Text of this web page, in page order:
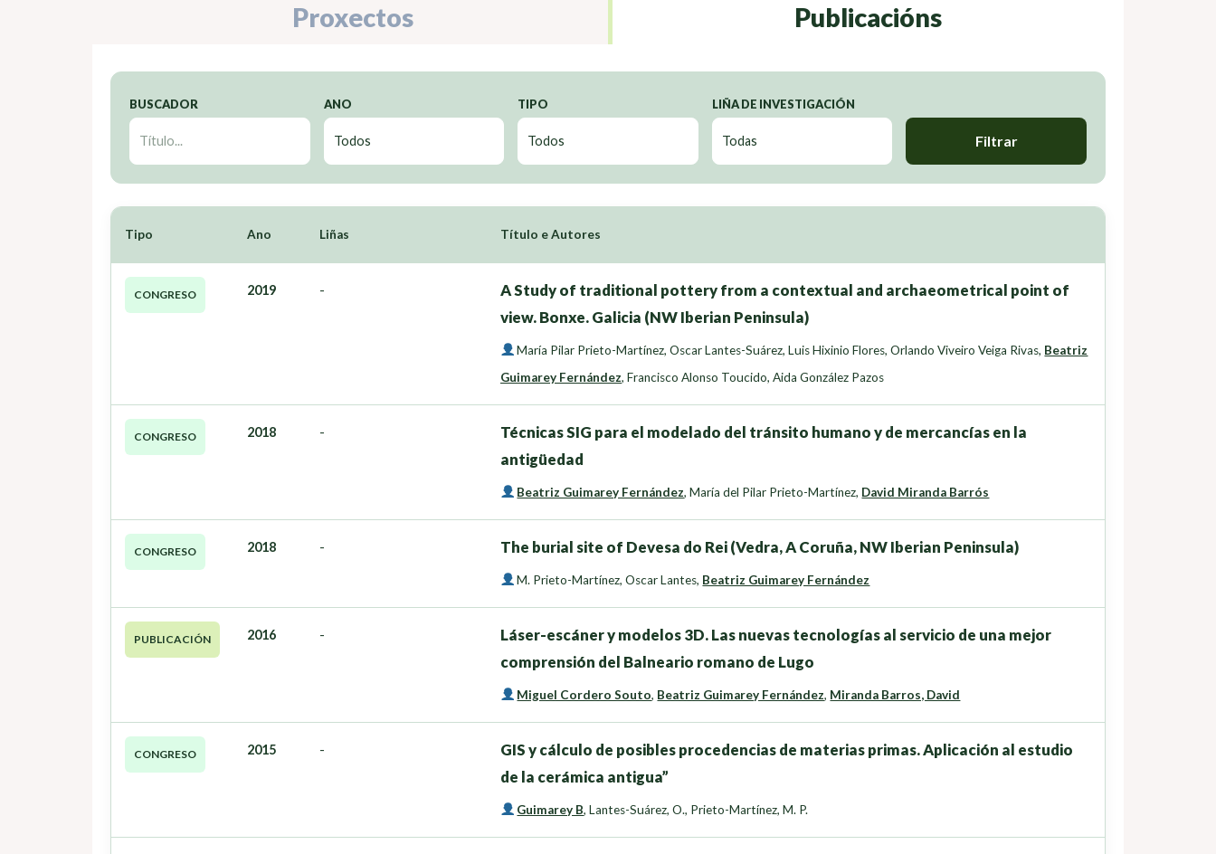
Proxectos Publicacións
BUSCADOR ANO TIPO LIÑA DE INVESTIGACIÓN
Filtrar
Tipo Ano Liñas Título e Autores
CONGRESO 2019 -
A Study of traditional pottery from a contextual and archaeometrical point of
view. Bonxe. Galicia (NW Iberian Peninsula)
María Pilar Prieto-Martínez,Oscar Lantes-Suárez,Luis Hixinio Flores,Orlando Viveiro Veiga Rivas, Beatriz
Guimarey Fernández, Francisco Alonso Toucido, Aida González Pazos
CONGRESO 2018 -
Técnicas SIG para el modelado del tránsito humano y de mercancías en la
antigüedad
Beatriz Guimarey Fernández,María del Pilar Prieto-Martínez, David Miranda Barrós
CONGRESO 2018 - The burial site of Devesa do Rei (Vedra, A Coruña, NW Iberian Peninsula)
M. Prieto-Martínez,Oscar Lantes, Beatriz Guimarey Fernández
PUBLICACIÓN 2016 -
Láser-escáner y modelos 3D. Las nuevas tecnologías al servicio de una mejor
comprensión del Balneario romano de Lugo
Miguel Cordero Souto, Beatriz Guimarey Fernández, Miranda Barros, David
CONGRESO 2015 -
GIS y cálculo de posibles procedencias de materias primas. Aplicación al estudio
de la cerámica antigua”
Guimarey B,Lantes-Suárez, O., Prieto-Martínez, M. P.